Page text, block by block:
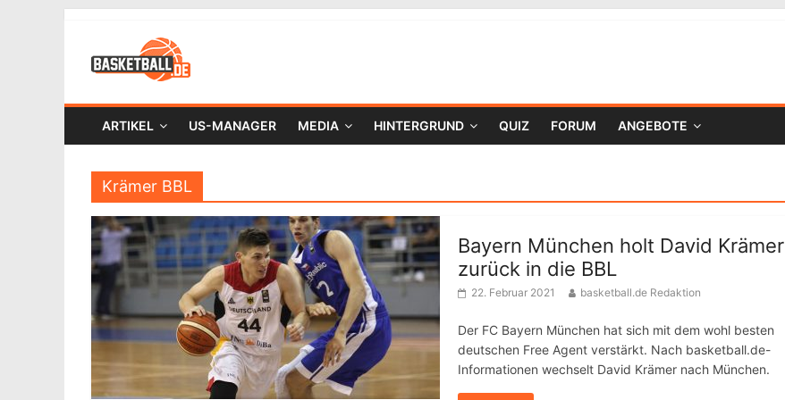
ARTIKEL US-MANAGER MEDIA HINTERGRUND QUIZ FORUM ANGEBOTE
Krämer BBL
Bayern München holt David Krämer
zurück in die BBL
22. Februar 2021 basketball.de Redaktion
Der FC Bayern München hat sich mit dem wohl besten
deutschen Free Agent verstärkt. Nach basketball.de-
Informationen wechselt David Krämer nach München.